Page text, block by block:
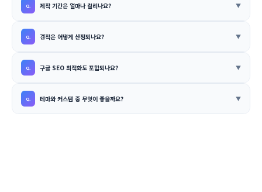
제작 기간은 얼마나 걸리나요?
견적은 어떻게 산정되나요?
구글 SEO 최적화도 포함되나요?
테마와 커스텀 중 무엇이 좋을까요?